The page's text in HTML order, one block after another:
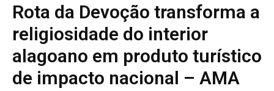
Rota da Devoção transforma a
religiosidade do interior
alagoano em produto turístico
de impacto nacional – AMA